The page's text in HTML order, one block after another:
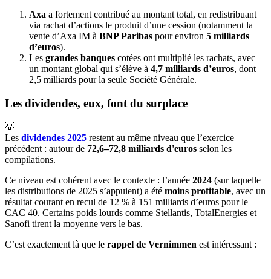
Axa a fortement contribué au montant total, en redistribuant
via rachat d’actions le produit d’une cession (notamment la
vente d’Axa IM à BNP Paribas pour environ 5 milliards
d’euros).
Les grandes banques cotées ont multiplié les rachats, avec
un montant global qui s’élève à 4,7 milliards d’euros, dont
2,5 milliards pour la seule Société Générale.
Les dividendes, eux, font du surplace
💡
Les dividendes 2025 restent au même niveau que l’exercice
précédent : autour de 72,6–72,8 milliards d'euros selon les
compilations.
Ce niveau est cohérent avec le contexte : l’année 2024 (sur laquelle
les distributions de 2025 s’appuient) a été moins profitable, avec un
résultat courant en recul de 12 % à 151 milliards d’euros pour le
CAC 40. Certains poids lourds comme Stellantis, TotalEnergies et
Sanofi tirent la moyenne vers le bas.
C’est exactement là que le rappel de Vernimmen est intéressant :
—